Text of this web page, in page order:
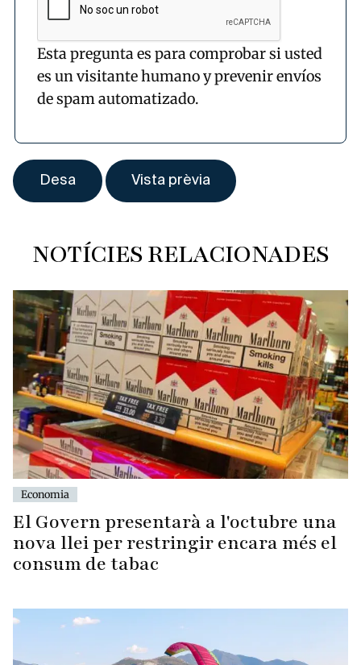
Esta pregunta es para comprobar si usted
es un visitante humano y prevenir envíos
de spam automatizado.
NOTÍCIES RELACIONADES
Economia
El Govern presentarà a l'octubre una
nova llei per restringir encara més el
consum de tabac